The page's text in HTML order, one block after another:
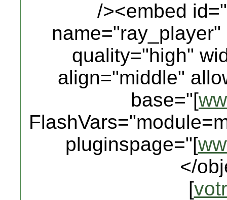
/><embed
name="ray_player"
quality="high"
align="middle"
base="[
pluginspage="[
</
[